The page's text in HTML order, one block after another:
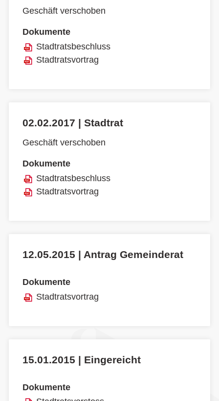
Geschäft verschoben
Dokumente
Stadtratsbeschluss
Stadtratsvortrag
02.02.2017 | Stadtrat
Geschäft verschoben
Dokumente
Stadtratsbeschluss
Stadtratsvortrag
12.05.2015 | Antrag Gemeinderat
Dokumente
Stadtratsvortrag
15.01.2015 | Eingereicht
Dokumente